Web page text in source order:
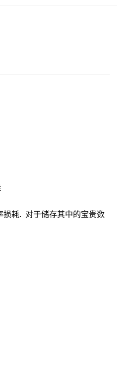
损耗. 对于储存其中的宝贵数